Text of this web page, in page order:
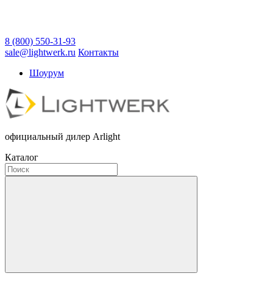
8 (800) 550-31-93
sale@lightwerk.ru Контакты
Шоурум
официальный дилер Arlight
Каталог